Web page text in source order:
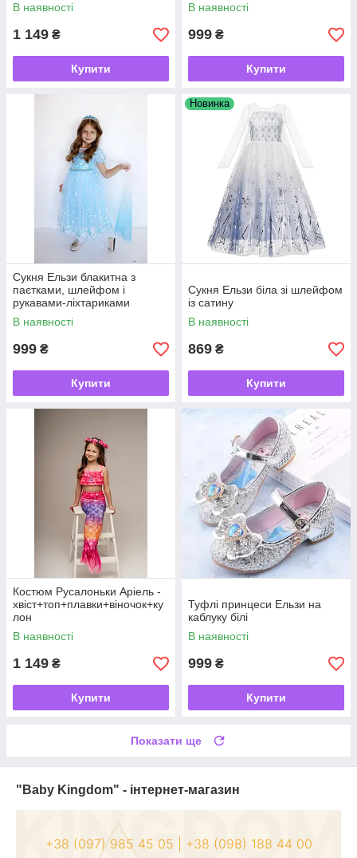
В наявності
1 149 ₴
Купити
В наявності
999 ₴
Купити
Сукня Ельзи блакитна з
паєтками, шлейфом і
рукавами-ліхтариками
В наявності
999 ₴
Купити
Новинка
Сукня Ельзи біла зі шлейфом
із сатину
В наявності
869 ₴
Купити
Костюм Русалоньки Аріель -
хвіст+топ+плавки+віночок+ку
лон
В наявності
1 149 ₴
Купити
Туфлі принцеси Ельзи на
каблуку білі
В наявності
999 ₴
Купити
Показати ще
"Baby Kingdom" - інтернет-магазин
+38 (097) 985 45 05 +38 (098) 188 44 00